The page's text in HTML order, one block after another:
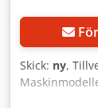
Skick: ny,